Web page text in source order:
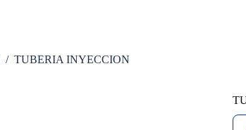
/ TUBERIA INYECCION